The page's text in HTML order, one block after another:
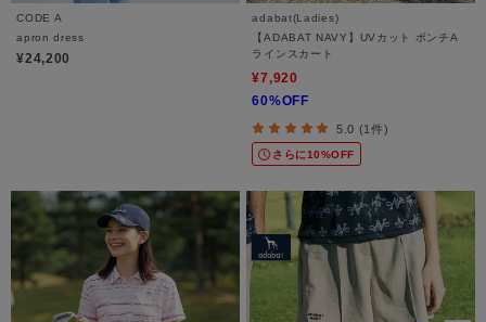
CODE A
apron dress
¥24,200
adabat(Ladies)
【ADABAT NAVY】UVカット ポンチA
ラインスカート
¥7,920
60%OFF
5.0 (1件)
さらに10%OFF